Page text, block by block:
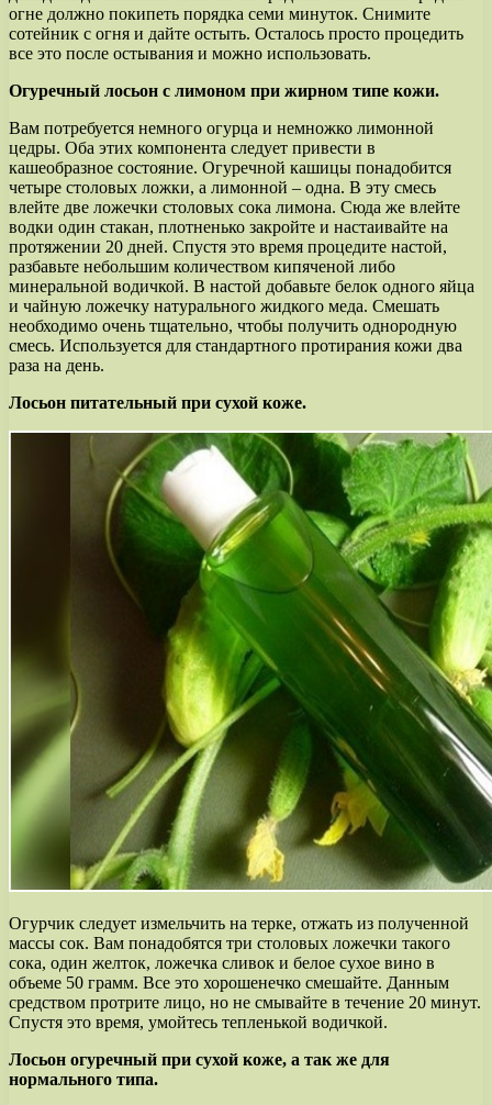
огне должно покипеть порядка семи минуток. Снимите
сотейник с огня и дайте остыть. Осталось просто процедить
все это после остывания и можно использовать.
Огуречный лосьон с лимоном при жирном типе кожи.
Вам потребуется немного огурца и немножко лимонной
цедры. Оба этих компонента следует привести в
кашеобразное состояние. Огуречной кашицы понадобится
четыре столовых ложки, а лимонной – одна. В эту смесь
влейте две ложечки столовых сока лимона. Сюда же влейте
водки один стакан, плотненько закройте и настаивайте на
протяжении 20 дней. Спустя это время процедите настой,
разбавьте небольшим количеством кипяченой либо
минеральной водичкой. В настой добавьте белок одного яйца
и чайную ложечку натурального жидкого меда. Смешать
необходимо очень тщательно, чтобы получить однородную
смесь. Используется для стандартного протирания кожи два
раза на день.
Лосьон питательный при сухой коже.
Огурчик следует измельчить на терке, отжать из полученной
массы сок. Вам понадобятся три столовых ложечки такого
сока, один желток, ложечка сливок и белое сухое вино в
объеме 50 грамм. Все это хорошенечко смешайте. Данным
средством протрите лицо, но не смывайте в течение 20 минут.
Спустя это время, умойтесь тепленькой водичкой.
Лосьон огуречный при сухой коже, а так же для
нормального типа.